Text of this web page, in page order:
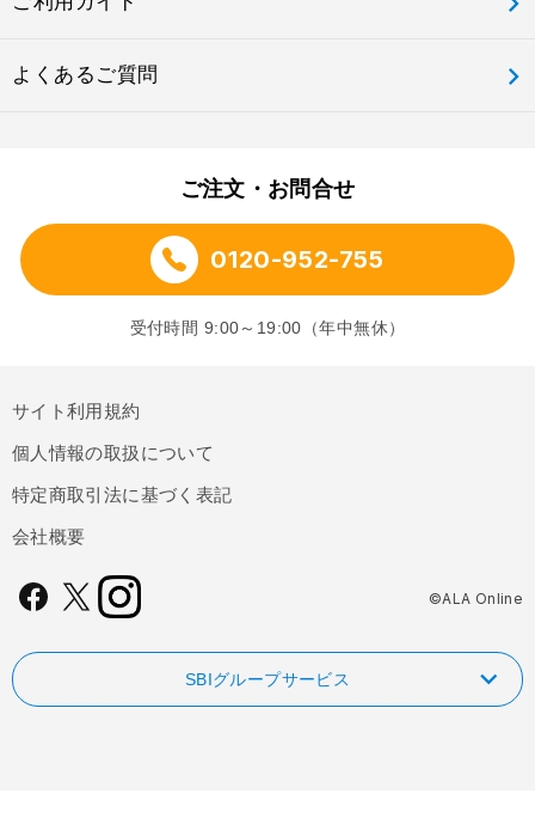
よくあるご質問
ご注文・お問合せ
0120-952-755
受付時間 9:00～19:00（年中無休）
サイト利用規約
個人情報の取扱について
特定商取引法に基づく表記
会社概要
©ALA Online
SBIグループサービス